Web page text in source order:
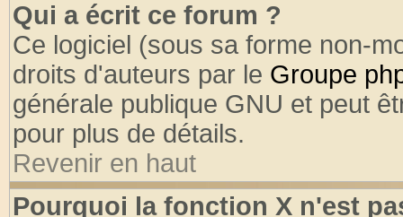
Qui a écrit ce forum ?
Ce logiciel (sous sa forme non-
droits d'auteurs par le Groupe
générale publique GNU et peut
pour plus de détails.
Revenir en haut
Pourquoi la fonction X n'est